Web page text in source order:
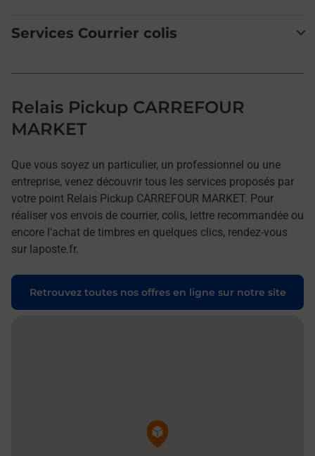
Services Courrier colis
Relais Pickup CARREFOUR
MARKET
Que vous soyez un particulier, un professionnel ou une
entreprise, venez découvrir tous les services proposés par
votre point Relais Pickup CARREFOUR MARKET. Pour
réaliser vos envois de courrier, colis, lettre recommandée ou
encore l'achat de timbres en quelques clics, rendez-vous
sur laposte.fr.
Retrouvez toutes nos offres en ligne sur notre site
Pin de la carte